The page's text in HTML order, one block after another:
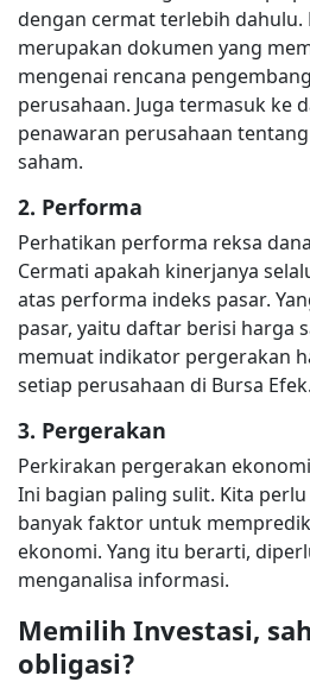
dengan cermat terlebih dahulu.
merupakan dokumen yang
mengenai rencana
perusahaan. Juga termasuk ke
penawaran perusahaan
saham.
2. Performa
Perhatikan performa reksa
Cermati apakah kinerjanya
atas performa indeks pasar.
pasar, yaitu daftar berisi harga
memuat indikator pergerakan
setiap perusahaan di Bursa Efek.
3. Pergerakan
Perkirakan pergerakan
Ini bagian paling sulit. Kita
banyak faktor untuk
ekonomi. Yang itu berarti,
menganalisa informasi.
Memilih Investasi,
obligasi?